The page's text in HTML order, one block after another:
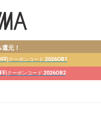
元！
|クーポンコード:2026OB1
|クーポンコード:2026OB2